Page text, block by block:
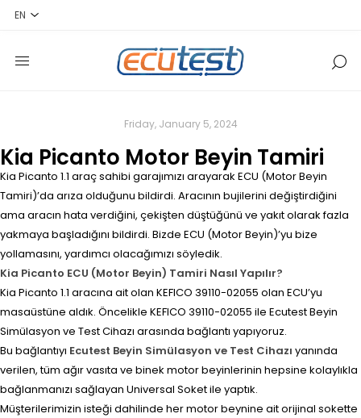
Friday, January 5, 2024
Kia Picanto Motor Beyin Tamiri
Kia Picanto 1.1 araç sahibi garajımızı arayarak ECU (Motor Beyin
Tamiri)’da arıza olduğunu bildirdi. Aracının bujilerini değiştirdiğini
ama aracın hata verdiğini, çekişten düştüğünü ve yakıt olarak fazla
yakmaya başladığını bildirdi. Bizde ECU (Motor Beyin)’yu bize
yollamasını, yardımcı olacağımızı söyledik.
Kia Picanto ECU (Motor Beyin) Tamiri Nasıl Yapılır?
Kia Picanto 1.1 aracına ait olan KEFICO 39110-02055 olan ECU’yu
masaüstüne aldık. Öncelikle KEFICO 39110-02055 ile Ecutest Beyin
Simülasyon ve Test Cihazı arasında bağlantı yapıyoruz.
Bu bağlantıyı Ecutest Beyin Simülasyon ve Test Cihazı yanında
verilen, tüm ağır vasıta ve binek motor beyinlerinin hepsine kolaylıkla
bağlanmanızı sağlayan Universal Soket ile yaptık.
Müşterilerimizin isteği dahilinde her motor beynine ait orijinal sokette